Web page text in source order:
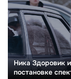
Ника Здоровик
постановке